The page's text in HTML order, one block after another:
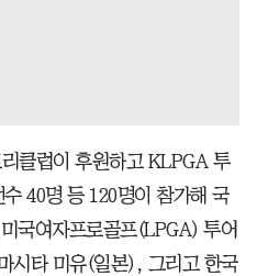
클럽이 후원하고 KLPGA 투
40명 등 120명이 참가해 국
국여자프로골프(LPGA) 투어
시타 미유(일본), 그리고 한국